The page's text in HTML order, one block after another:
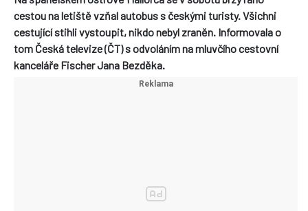
cestou na letiště vzňal autobus s českými turisty. Všichni
cestující stihli vystoupit, nikdo nebyl zraněn. Informovala o
tom Česká televize (ČT) s odvoláním na mluvčího cestovní
kanceláře Fischer Jana Bezděka.